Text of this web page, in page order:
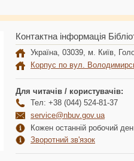
Контактна інформація
Україна, 03039, м. Київ,
Корпус по вул.
Для читачів / користувачів:
Тел: +38 (044) 524-81-37
service@nbuv.gov.ua
Кожен останній робочий
Зворотний зв'язок